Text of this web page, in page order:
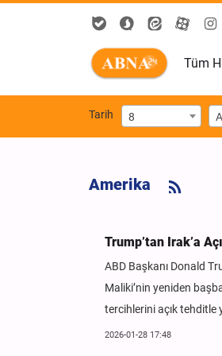
Tüm
Tarih 8
Amerika
Trump’tan Irak’a
ABD Başkanı Donald
Maliki’nin yeniden
tercihlerini açık tehditle
2026-01-28 17:48